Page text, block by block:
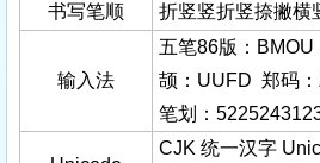
书写笔顺 折竖竖折竖捺撇横
输入法
五笔86版：
颉：UUFD 郑码
笔划：
CJK 统一汉字